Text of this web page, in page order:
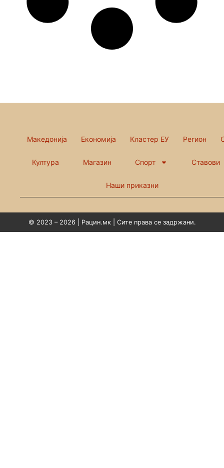
Македонија Економија Кластер ЕУ Регион
Култура Магазин Спорт Ставови
Наши приказни
© 2023 – 2026 | Рацин.мк | Сите права се задржани.